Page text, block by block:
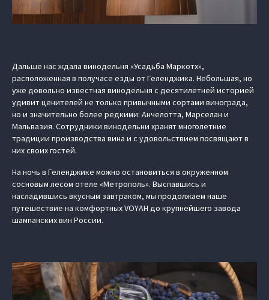
Дальше нас ждала винодельня «Усадьба Маркотх»,
расположенная в получасе езды от Геленджика. Небольшая, но
уже довольно известная винодельня с десятилетней историей
удивит ценителей не только привычными сортами винограда,
но и значительно более редкими: Анчелотта, Марселан и
Мальвазия. Сотрудники винодельни хранят многолетние
традиции производства вина и с удовольствием посвящают в
них своих гостей.
На ночь в Геленджике можно остановиться в окруженном
сосновым лесом отеле «Метрополь». Выспавшись и
насладившись вкусным завтраком, мы продолжаем наше
путешествие на комфортных VOYAH до крупнейшего завода
шампанских вин России.